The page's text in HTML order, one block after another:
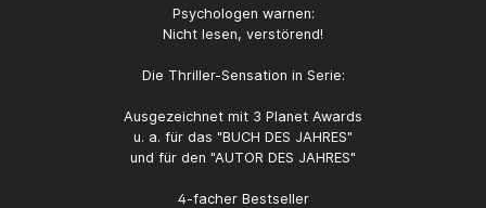
Psychologen warnen:
Nicht lesen, verstörend!
Die Thriller-Sensation in Serie:
Ausgezeichnet mit 3 Planet Awards
u. a. für das "BUCH DES JAHRES"
und für den "AUTOR DES JAHRES"
4-facher Bestseller